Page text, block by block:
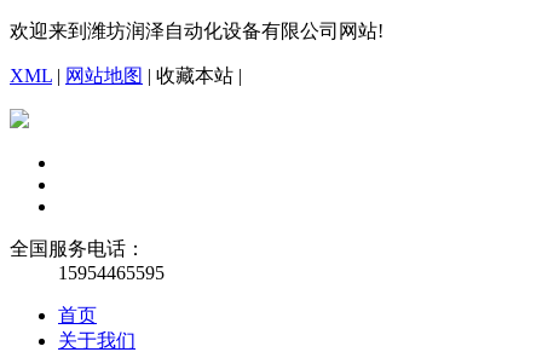
欢迎来到潍坊润泽自动化设备有限公司网站!
XML | 网站地图 | 收藏本站 |
全国服务电话：
15954465595
首页
关于我们